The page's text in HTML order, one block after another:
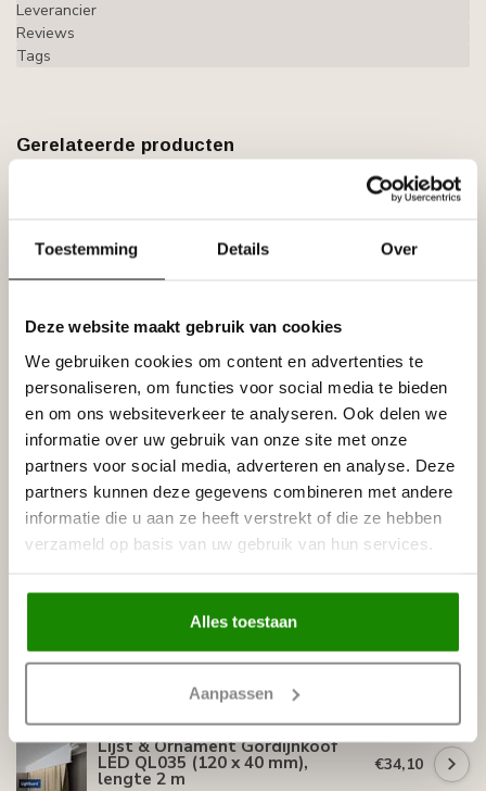
Toestemming Details Over
Deze website maakt gebruik van cookies
We gebruiken cookies om content en advertenties te
personaliseren, om functies voor social media te bieden
en om ons websiteverkeer te analyseren. Ook delen we
informatie over uw gebruik van onze site met onze
partners voor social media, adverteren en analyse. Deze
partners kunnen deze gegevens combineren met andere
informatie die u aan ze heeft verstrekt of die ze hebben
verzameld op basis van uw gebruik van hun services.
Alles toestaan
Aanpassen
Leverancier
Reviews
Tags
Gerelateerde producten
XPS
Niet op voorraad
€32,50
LIJST & ORNAMENT
Lijst & Ornament Gordijnkoof
LED QL026 (100 x 41 mm),
lengte 2 m
Op voorraad
€33,38
HOMESTAR
Homestar Sierlijsten K80 (80 x
80 mm), plafondlijst lengte 2 m
Op voorraad
€11,10
€9,90
Lijst & Ornament MD161 (92 x 83
mm), lengte 2 m, HDPS - LED
sierlijst voor indirecte
verlichting
Op voorraad
LIJST & ORNAMENT
Lijst & Ornament Gordijnkoof
LED QL035 (120 x 40 mm),
lengte 2 m
€34,10